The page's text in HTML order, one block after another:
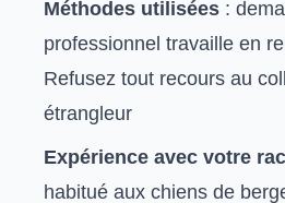
Méthodes utilisées :
professionnel travaille en
Refusez tout recours au
étrangleur
Expérience avec votre
habitué aux chiens de